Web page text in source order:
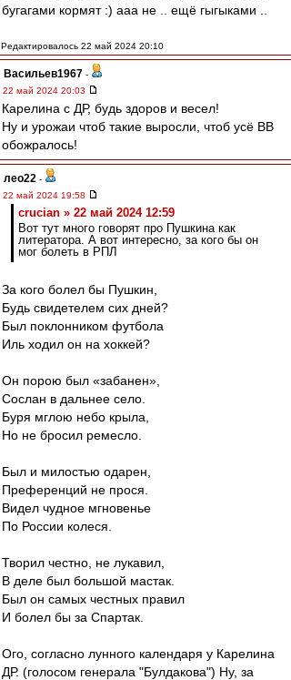
бугагами кормят :) ааа не .. ещё гыгыками ..
Редактировалось 22 май 2024 20:10
Васильев1967 -
22 май 2024 20:03
Карелина с ДР, будь здоров и весел!
Ну и урожаи чтоб такие выросли, чтоб усё ВВ
обожралось!
лео22 -
22 май 2024 19:58
crucian » 22 май 2024 12:59
Вот тут много говорят про Пушкина как
литератора. А вот интересно, за кого бы он
мог болеть в РПЛ
За кого болел бы Пушкин,
Будь свидетелем сих дней?
Был поклонником футбола
Иль ходил он на хоккей?
Он порою был «забанен»,
Сослан в дальнее село.
Буря мглою небо крыла,
Но не бросил ремесло.
Был и милостью одарен,
Преференций не прося.
Видел чудное мгновенье
По России колеся.
Творил честно, не лукавил,
В деле был большой мастак.
Был он самых честных правил
И болел бы за Спартак.
Ого, согласно лунного календаря у Карелина
ДР. (голосом генерала "Булдакова") Ну, за